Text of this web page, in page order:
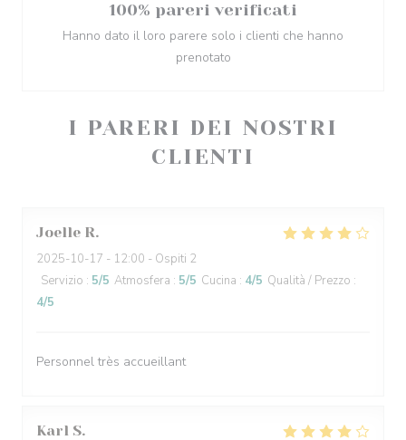
I PARERI DEI NOSTRI
CLIENTI
Joelle R
2025-10-17 - 12:00 - Ospiti 2
Servizio : 5/5 Atmosfera : 5/5 Cucina : 4/5 Qualità / Prezzo :
4/5
Personnel très accueillant
Karl S
100% pareri verificati
Hanno dato il loro parere solo i clienti che hanno
prenotato